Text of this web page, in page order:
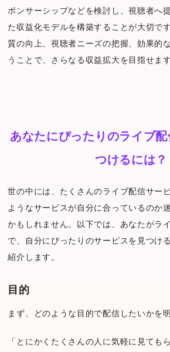
ポンサーシップなどを検討し、視聴者へ
た収益化モデルを構築することが大切で
質の向上、視聴者ニーズの把握、効果的
うことで、さらなる収益拡大を目指せます
あなたにぴったりのライブ
つけるには？
世の中には、たくさんのライブ配信サー
ようなサービスが自分に合っているのか
かもしれません。以下では、あなたがラ
で、自分にぴったりのサービスを見つけ
紹介します。
目的
まず、どのような目的で配信したいかを
「とにかくたくさんの人に気軽に見ても